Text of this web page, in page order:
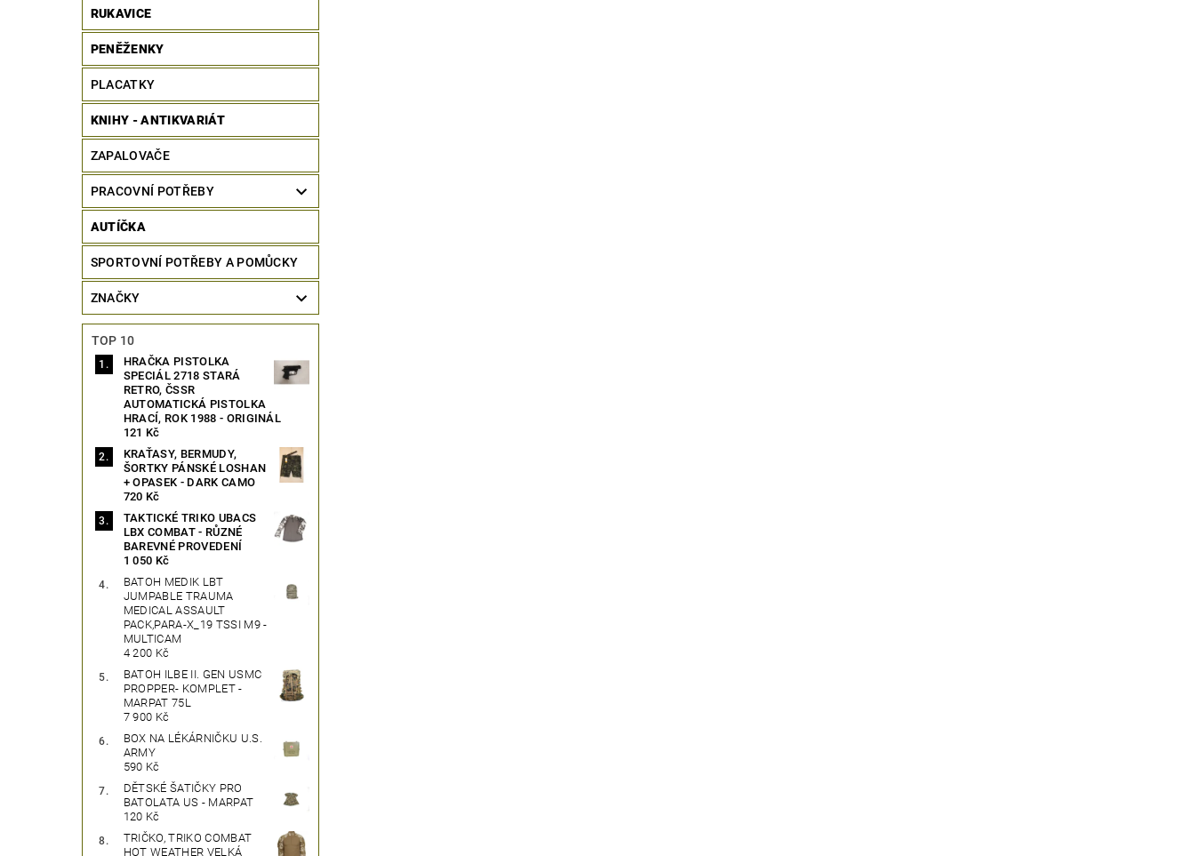
RUKAVICE
PENĚŽENKY
PLACATKY
KNIHY - ANTIKVARIÁT
ZAPALOVAČE
PRACOVNÍ POTŘEBY
AUTÍČKA
SPORTOVNÍ POTŘEBY A POMŮCKY
ZNAČKY
TOP 10
HRAČKA PISTOLKA
SPECIÁL 2718 STARÁ
RETRO, ČSSR
AUTOMATICKÁ PISTOLKA
HRACÍ, ROK 1988 - ORIGINÁL
121 Kč
KRAŤASY, BERMUDY,
ŠORTKY PÁNSKÉ LOSHAN
+ OPASEK - DARK CAMO
720 Kč
TAKTICKÉ TRIKO UBACS
LBX COMBAT - RŮZNÉ
BAREVNÉ PROVEDENÍ
1 050 Kč
BATOH MEDIK LBT
JUMPABLE TRAUMA
MEDICAL ASSAULT
PACK,PARA-X_19 TSSI M9 -
MULTICAM
4 200 Kč
BATOH ILBE II. GEN USMC
PROPPER- KOMPLET -
MARPAT 75L
7 900 Kč
BOX NA LÉKÁRNIČKU U.S.
ARMY
590 Kč
DĚTSKÉ ŠATIČKY PRO
BATOLATA US - MARPAT
120 Kč
TRIČKO, TRIKO COMBAT
HOT WEATHER VELKÁ